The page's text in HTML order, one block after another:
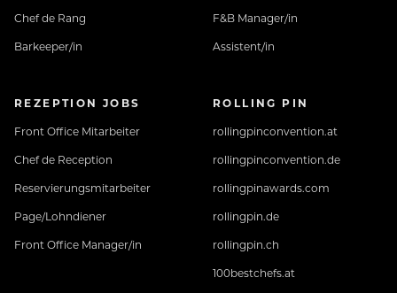
Chef de Rang
Barkeeper/in
F&B Manager/in
Assistent/in
REZEPTION JOBS
Front Office Mitarbeiter
Chef de Reception
Reservierungsmitarbeiter
Page/Lohndiener
Front Office Manager/in
ROLLING PIN
rollingpinconvention.at
rollingpinconvention.de
rollingpinawards.com
rollingpin.de
rollingpin.ch
100bestchefs.at